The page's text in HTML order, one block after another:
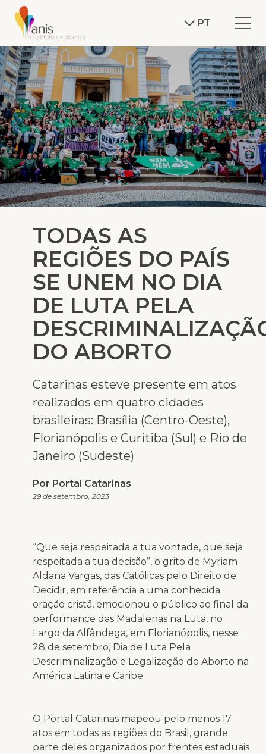
PT
TODAS AS
REGIÕES DO PAÍS
SE UNEM NO DIA
DE LUTA PELA
DO ABORTO
Catarinas esteve presente em atos
realizados em quatro cidades
brasileiras: Brasília (Centro-Oeste),
Florianópolis e Curitiba (Sul) e Rio de
Janeiro (Sudeste)
Por Portal Catarinas
29 de setembro, 2023
“Que seja respeitada a tua vontade, que seja
respeitada a tua decisão”, o grito de Myriam
Aldana Vargas, das Católicas pelo Direito de
Decidir, em referência a uma conhecida
oração cristã, emocionou o público ao final da
performance das Madalenas na Luta, no
Largo da Alfândega, em Florianópolis, nesse
28 de setembro, Dia de Luta Pela
Descriminalização e Legalização do Aborto na
América Latina e Caribe.
O Portal Catarinas mapeou pelo menos 17
atos em todas as regiões do Brasil, grande
parte deles organizados por frentes estaduais